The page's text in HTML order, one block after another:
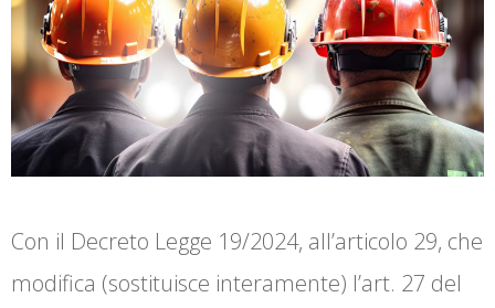
Con il Decreto Legge 19/2024, all’articolo 29, che
modifica (sostituisce interamente) l’art. 27 del